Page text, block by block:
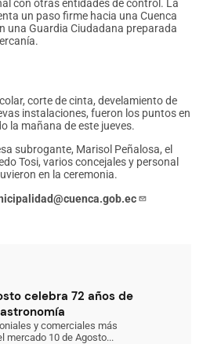
con otras entidades de control. La
un paso firme hacia una Cuenca
una Guardia Ciudadana preparada
corte de cinta, develamiento de
instalaciones, fueron los puntos en
la mañana de este jueves.
subrogante, Marisol Peñalosa, el
Tosi, varios concejales y personal
en la ceremonia.
celebra 72 años de
y comerciales más
mercado 10 de Agosto...